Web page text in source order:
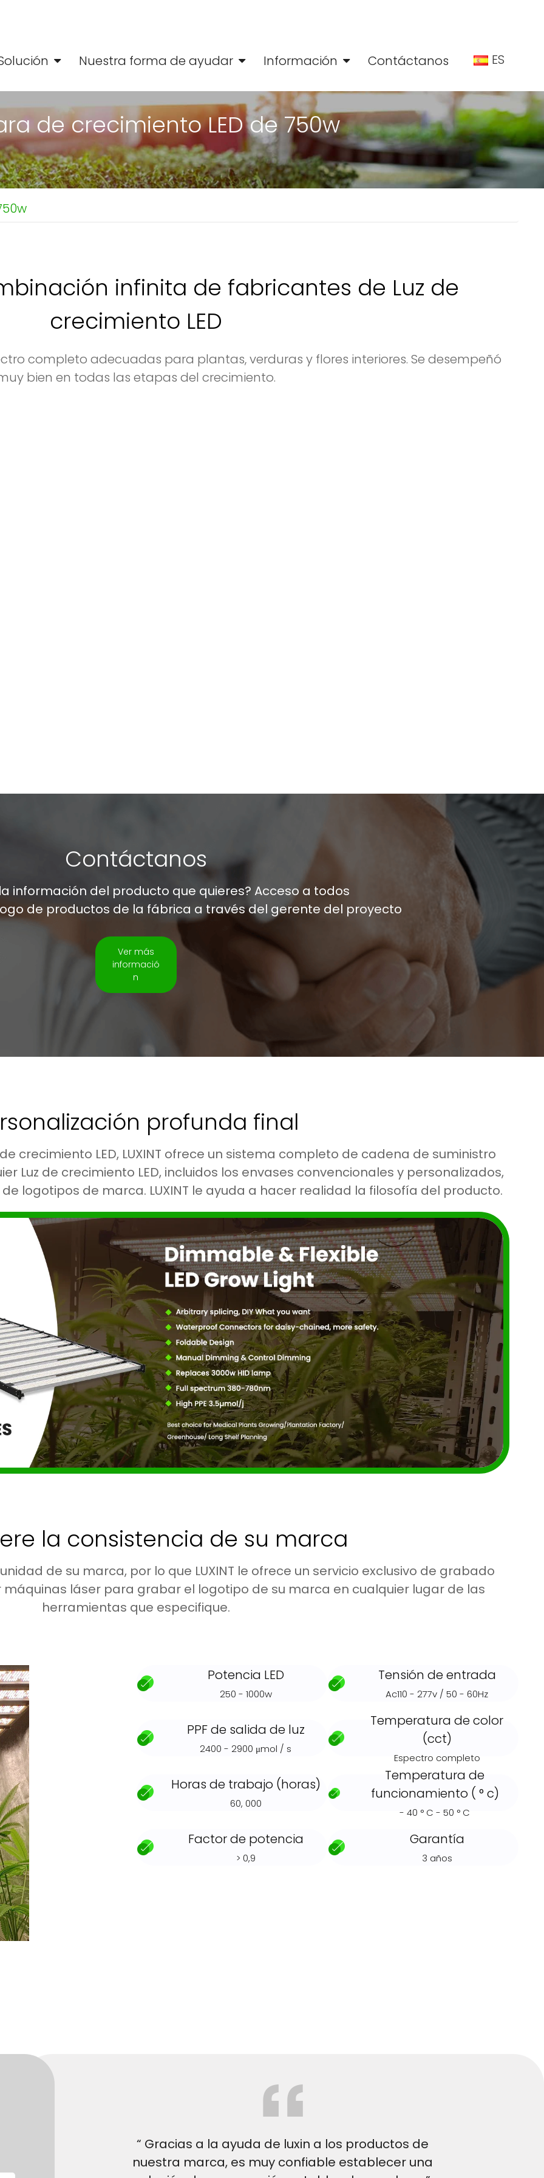
Nuestra forma de ayudar Información Contáctanos ES
de crecimiento LED de 750w
infinita de fabricantes de Luz de
crecimiento LED
completo adecuadas para plantas, verduras y flores interiores. Se desempeñó
bien en todas las etapas del crecimiento.
Contáctanos
información del producto que quieres? Acceso a todos
de productos de la fábrica a través del gerente del proyecto
Ver más
informació
n
profunda final
crecimiento LED, LUXINT ofrece un sistema completo de cadena de suministro
Luz de crecimiento LED, incluidos los envases convencionales y personalizados,
logotipos de marca. LUXINT le ayuda a hacer realidad la filosofía del producto.
la consistencia de su marca
de su marca, por lo que LUXINT le ofrece un servicio exclusivo de grabado
láser para grabar el logotipo de su marca en cualquier lugar de las
herramientas que especifique.
Potencia LED
250 - 1000w
Tensión de entrada
Ac110 - 277v / 50 - 60Hz
PPF de salida de luz
2400 - 2900 μmol / s
Temperatura de color
(cct)
Espectro completo
Horas de trabajo (horas)
60, 000
Temperatura de
funcionamiento ( ° c)
- 40 ° C - 50 ° C
Factor de potencia
> 0,9
Garantía
3 años
“ Gracias a la ayuda de luxin a los productos de
nuestra marca, es muy confiable establecer una